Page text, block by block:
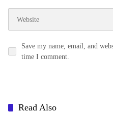
Save my name, email, and
time I comment.
Read Also